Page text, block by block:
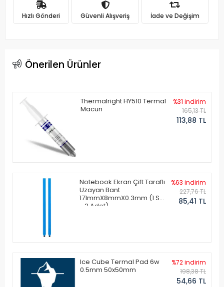
Hızlı Gönderi Güvenli Alışveriş İade ve Değişim
Önerilen Ürünler
Thermalright HY510 Termal
Macun
%31 indirim
165,13 TL
113,88 TL
Notebook Ekran Çift Taraflı
Uzayan Bant
171mmX8mmX0.3mm (1 Set
- 2 Adet)
%63 indirim
227,76 TL
85,41 TL
Ice Cube Termal Pad 6w
0.5mm 50x50mm
%72 indirim
198,38 TL
54,66 TL